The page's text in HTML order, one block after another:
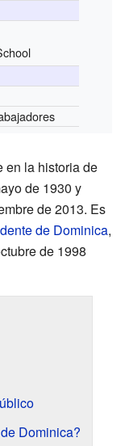
en la historia de
de 1930 y
de 2013. Es
de Dominica,
de 1998
Dominica?